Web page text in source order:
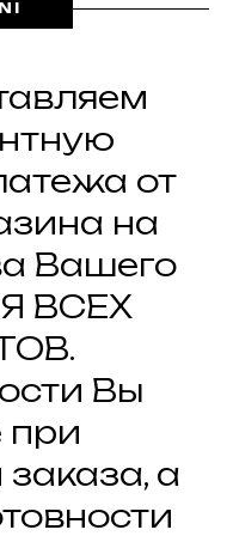
от
на
Вашего
ВСЕХ
Вы
при
а